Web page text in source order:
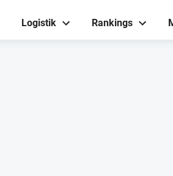
Logistik Rankings